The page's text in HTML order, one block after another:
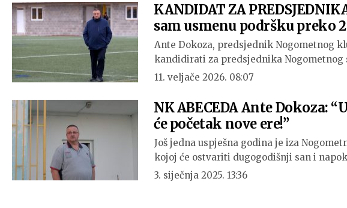
KANDIDAT ZA
sam usmenu podršku preko
Ante Dokoza, predsjednik Nogometnog
kandidirati za predsjednika Nogometnog
11. veljače 2026. 08:07
NK ABECEDA Ante Dokoza:
će početak nove ere!”
Još jedna uspješna godina je iza
kojoj će ostvariti dugogodišnji san i
3. siječnja 2025. 13:36